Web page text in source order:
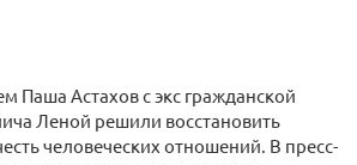
Паша Астахов с экс гражданской
Леной решили восстановить
человеческих отношений. В пресс-